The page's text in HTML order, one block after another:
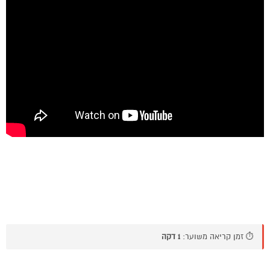
⏱️ זמן קריאה משוער: 1 דקה